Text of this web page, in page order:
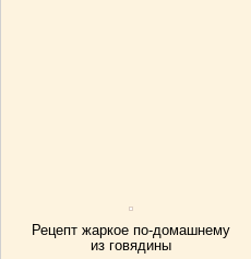
Рецепт жаркое по-домашнему
из говядины